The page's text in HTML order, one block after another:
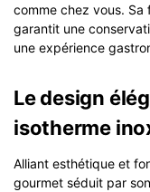
comme chez vous.
garantit une
une expérience
Le design
isotherme
Alliant esthétique et
gourmet séduit par